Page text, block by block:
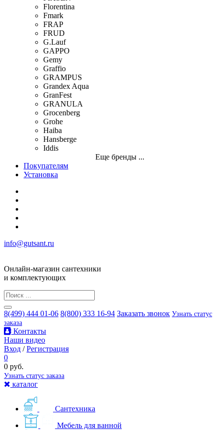
Florentina
Fmark
FRAP
FRUD
G.Lauf
GAPPO
Gemy
Graffio
GRAMPUS
Grandex Aqua
GranFest
GRANULA
Grocenberg
Grohe
Haiba
Hansberge
Iddis
Еще бренды ...
Покупателям
Установка
info@gutsant.ru
Онлайн-магазин сантехники
и комплектующих
8(499) 444 01-06 8(800) 333 16-94 Заказать звонок Узнать статус
заказа
Контакты
Наши видео
Вход /Регистрация
0
0 руб.
Узнать статус заказа
каталог
Сантехника
Мебель для ванной